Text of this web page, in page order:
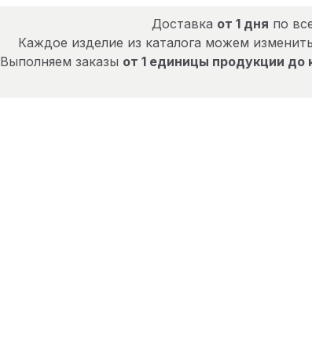
Доставка от 1 дня по
Каждое изделие из каталога можем
Выполняем заказы от 1 единицы продукции до